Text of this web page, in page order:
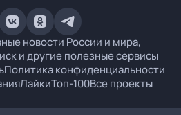
новости России и мира,
и другие полезные сервисы
Политика конфиденциальности
ЛайкиТоп-100Все проекты